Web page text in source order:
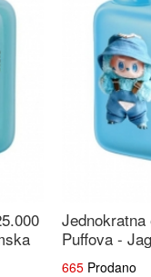
Puffova -
Slatka Okus
665 Prodano